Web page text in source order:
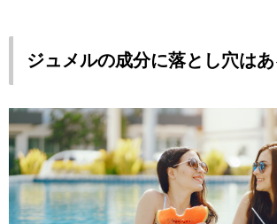
ジュメルの成分に落とし穴はあ